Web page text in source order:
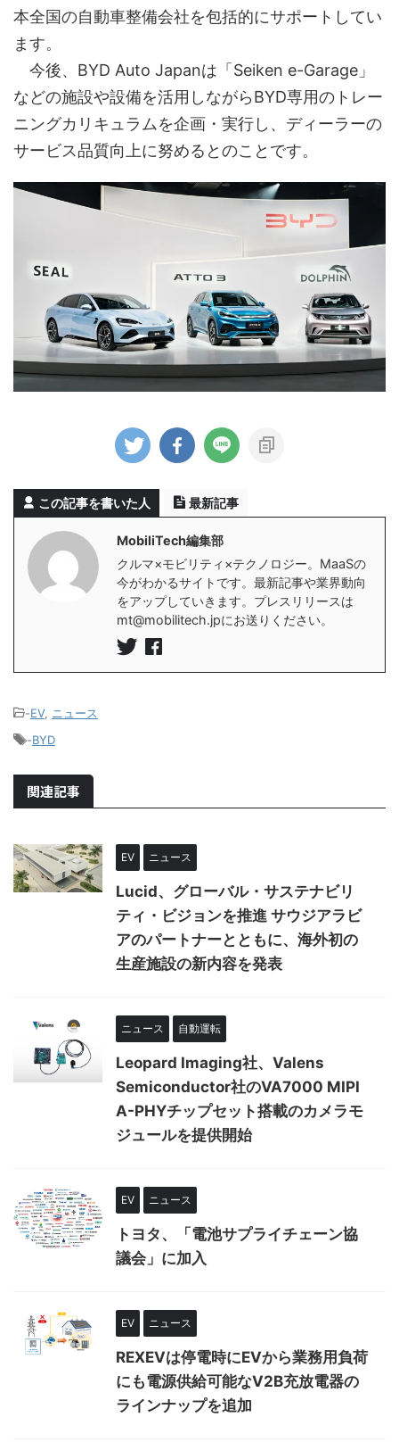
本全国の自動車整備会社を包括的にサポートしてい
ます。
今後、BYD Auto Japanは「Seiken e-Garage」
などの施設や設備を活用しながらBYD専用のトレー
ニングカリキュラムを企画・実行し、ディーラーの
サービス品質向上に努めるとのことです。
この記事を書いた人 最新記事
MobiliTech編集部
クルマ×モビリティ×テクノロジー。MaaSの
今がわかるサイトです。最新記事や業界動向
をアップしていきます。プレスリリースは
mt@mobilitech.jpにお送りください。
-EV, ニュース
-BYD
関連記事
EV ニュース
Lucid、グローバル・サステナビリ
ティ・ビジョンを推進 サウジアラビ
アのパートナーとともに、海外初の
生産施設の新内容を発表
ニュース 自動運転
Leopard Imaging社、Valens
Semiconductor社のVA7000 MIPI
A-PHYチップセット搭載のカメラモ
ジュールを提供開始
EV ニュース
トヨタ、「電池サプライチェーン協
議会」に加入
EV ニュース
REXEVは停電時にEVから業務用負荷
にも電源供給可能なV2B充放電器の
ラインナップを追加